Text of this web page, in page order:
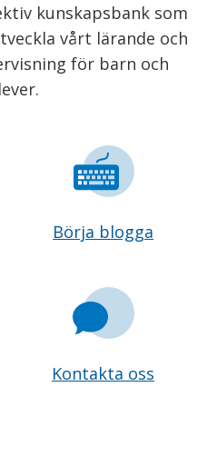
kunskapsbank som
vårt lärande och
för barn och
Börja blogga
Kontakta oss